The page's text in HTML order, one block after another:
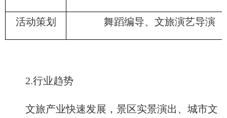
活动策划 舞蹈编导、文旅演艺导演
2.行业趋势
文旅产业快速发展，景区实景演出、城市文